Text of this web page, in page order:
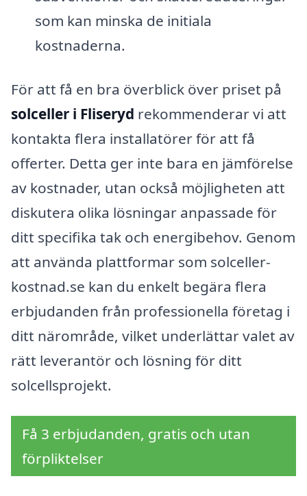
som kan minska de initiala
kostnaderna.
För att få en bra överblick över priset på
solceller i Fliseryd rekommenderar vi att
kontakta flera installatörer för att få
offerter. Detta ger inte bara en jämförelse
av kostnader, utan också möjligheten att
diskutera olika lösningar anpassade för
ditt specifika tak och energibehov. Genom
att använda plattformar som solceller-
kostnad.se kan du enkelt begära flera
erbjudanden från professionella företag i
ditt närområde, vilket underlättar valet av
rätt leverantör och lösning för ditt
solcellsprojekt.
Få 3 erbjudanden, gratis och utan
förpliktelser